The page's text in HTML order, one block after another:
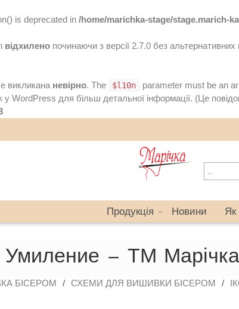
is deprecated in /home/marichka-stage/stage.marich-
відхилено починаючи з версії 2.7.0 без альтернативних
викликана невірно. The $l10n parameter must be an
у WordPress для більш детальної інформації. (Це
Продукція Новини Як
– ТМ Марічка
БІСЕРОМ / СХЕМИ ДЛЯ ВИШИВКИ БІСЕРОМ /